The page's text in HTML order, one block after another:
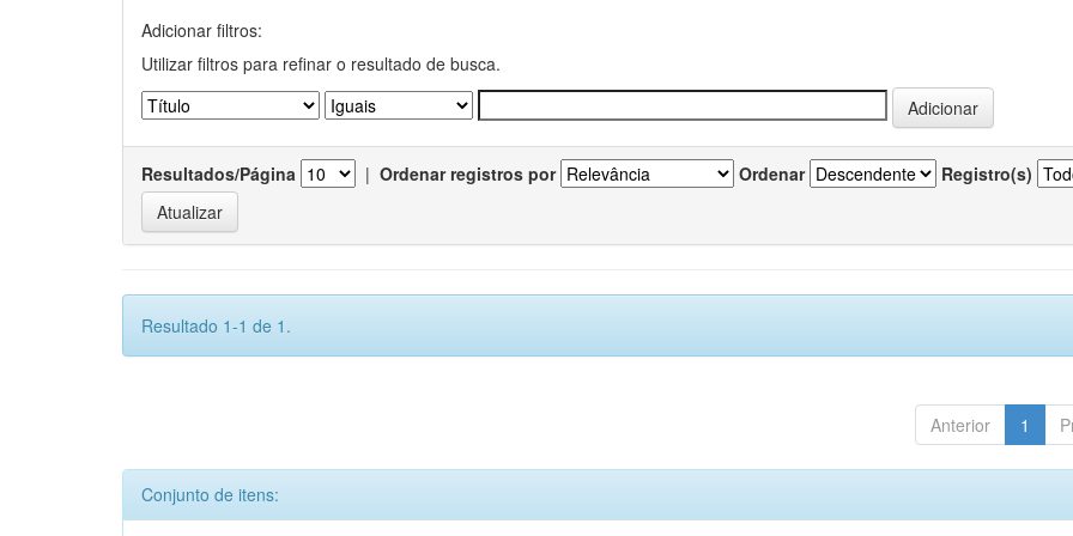
Adicionar filtros:
Utilizar filtros para refinar o resultado de busca.
Resultados/Página | Ordenar registros por Ordenar Registro(s)
Resultado 1-1 de 1.
Anterior 1
Conjunto de itens: